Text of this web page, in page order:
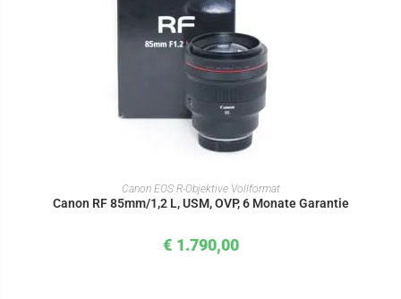
IN DEN WARENKORB
Canon EOS R-Objektive Vollformat
Canon RF 85mm/1,2 L, USM, OVP, 6 Monate Garantie
€ 1.790,00